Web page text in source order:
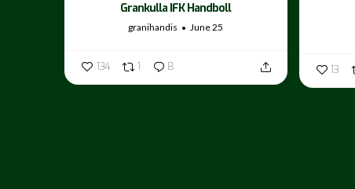
Grankulla IFK Handboll
granihandis June 25
134 1 8 13